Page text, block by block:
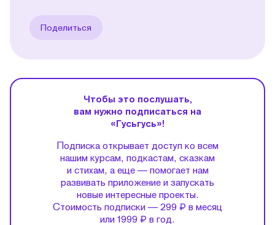
Поделиться
Чтобы это послушать,
вам нужно подписаться на
«Гусьгусь»!
Подписка открывает доступ ко всем
нашим курсам, подкастам, сказкам
и стихам, а еще — помогает нам
развивать приложение и запускать
новые интересные проекты.
Стоимость подписки — 299 ₽ в месяц
или 1999 ₽ в год.